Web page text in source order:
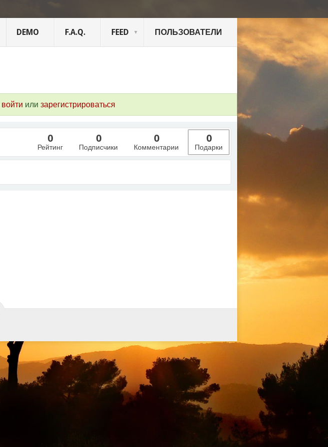
DEMO F.A.Q. FEED ПОЛЬЗОВАТЕЛИ
войти или зарегистрироваться
Рейтинг
0
Подписчики
0
Комментарии
0
Подарки
0